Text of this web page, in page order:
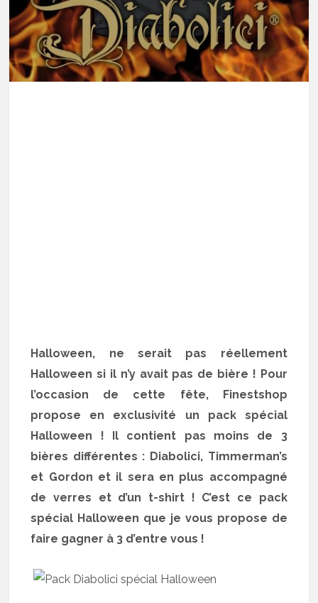
Halloween, ne serait pas réellement
Halloween si il n’y avait pas de bière ! Pour
l’occasion de cette fête, Finestshop
propose en exclusivité un pack spécial
Halloween ! Il contient pas moins de 3
bières différentes : Diabolici, Timmerman’s
et Gordon et il sera en plus accompagné
de verres et d’un t-shirt ! C’est ce pack
spécial Halloween que je vous propose de
faire gagner à 3 d’entre vous !